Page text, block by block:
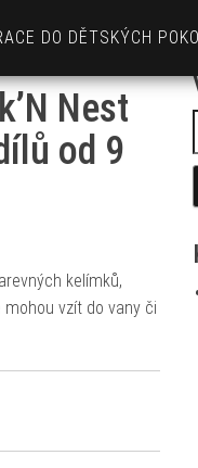
DO DĚTSKÝCH
Nest
od 9
kelímků,
vzít do vany či